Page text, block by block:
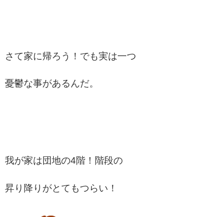
さて家に帰ろう！でも実は一つ
憂鬱な事があるんだ。
我が家は団地の4階！階段の
昇り降りがとてもつらい！